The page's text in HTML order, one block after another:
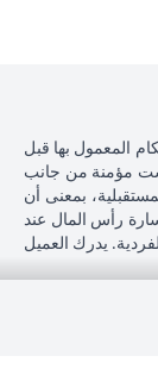
المعمول بها قبل
مؤمنة من جانب
بمعنى أن
رأس المال عند
يدرك العميل